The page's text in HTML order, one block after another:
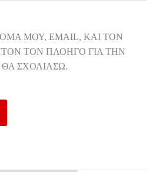
ΜΟΥ, EMAIL, ΚΑΙ ΤΟΝ
ΤΟΝ ΠΛΟΗΓΌ ΓΙΑ ΤΗΝ
ΣΧΟΛΙΆΣΩ.